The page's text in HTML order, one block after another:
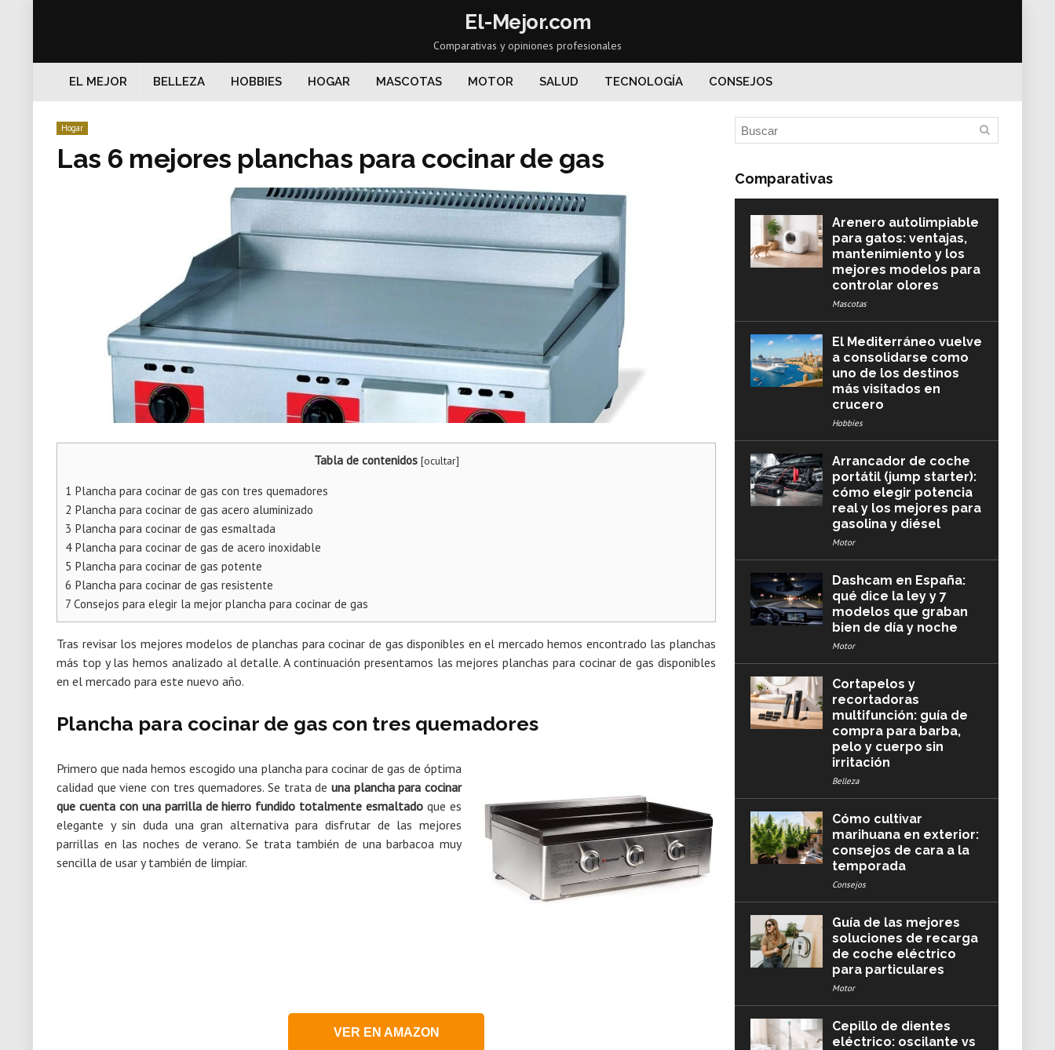
El-Mejor.com
Comparativas y opiniones profesionales
EL MEJOR BELLEZA HOBBIES HOGAR MASCOTAS MOTOR SALUD TECNOLOGÍA CONSEJOS
Hogar
Las 6 mejores planchas para cocinar de gas
Tabla de contenidos [ocultar]
1 Plancha para cocinar de gas con tres quemadores
2 Plancha para cocinar de gas acero aluminizado
3 Plancha para cocinar de gas esmaltada
4Plancha para cocinar de gas de acero inoxidable
5 Plancha para cocinar de gas potente
6 Plancha para cocinar de gas resistente
7 Consejos para elegir la mejor plancha para cocinar de gas
Tras revisar los mejores modelos de planchas para cocinar de gas disponibles en el mercado hemos encontrado las planchas
más top y las hemos analizado al detalle. A continuación presentamos las mejores planchas para cocinar de gas disponibles
en el mercado para este nuevo año.
Plancha para cocinar de gas con tres quemadores
Primero que nada hemos escogido una plancha para cocinar de gas de óptima
calidad que viene con tres quemadores. Se trata de una plancha para cocinar
que cuenta con una parrilla de hierro fundido totalmente esmaltado que es
elegante y sin duda una gran alternativa para disfrutar de las mejores
parrillas en las noches de verano. Se trata también de una barbacoa muy
sencilla de usar y también de limpiar.
VER EN AMAZON
Comparativas
Arenero autolimpiable
para gatos: ventajas,
mantenimiento y los
mejores modelos para
controlar olores
Mascotas
El Mediterráneo vuelve
a consolidarse como
uno de los destinos
más visitados en
crucero
Hobbies
Arrancador de coche
portátil (jump starter):
cómo elegir potencia
real y los mejores para
gasolina y diésel
Motor
Dashcam en España:
qué dice la ley y 7
modelos que graban
bien de día y noche
Motor
Cortapelos y
recortadoras
multifunción: guía de
compra para barba,
pelo y cuerpo sin
irritación
Belleza
Cómo cultivar
marihuana en exterior:
consejos de cara a la
temporada
Consejos
Guía de las mejores
soluciones de recarga
de coche eléctrico
para particulares
Motor
Cepillo de dientes
eléctrico: oscilante vs